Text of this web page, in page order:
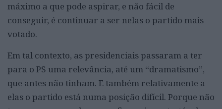
máximo a que pode aspirar, e não fácil de
conseguir, é continuar a ser nelas o partido mais
votado.
Em tal contexto, as presidenciais passaram a ter
para o PS uma relevância, até um “dramatismo”,
que antes não tinham. E também relativamente a
elas o partido está numa posição difícil. Porque não